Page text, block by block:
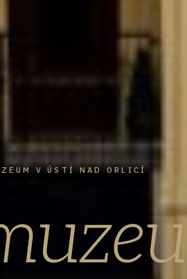
V ÚSTÍ NAD ORLICÍ